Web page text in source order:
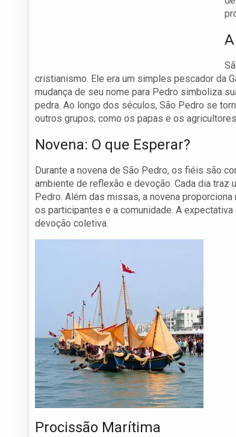
cristianismo. Ele era um simples pescador da
mudança de seu nome para Pedro simboliza
pedra. Ao longo dos séculos, São Pedro se
outros grupos, como os papas e os
Novena: O que Esperar?
Durante a novena de São Pedro, os fiéis são
ambiente de reflexão e devoção. Cada dia
Pedro. Além das missas, a novena
os participantes e a comunidade. A
devoção coletiva.
Procissão Marítima